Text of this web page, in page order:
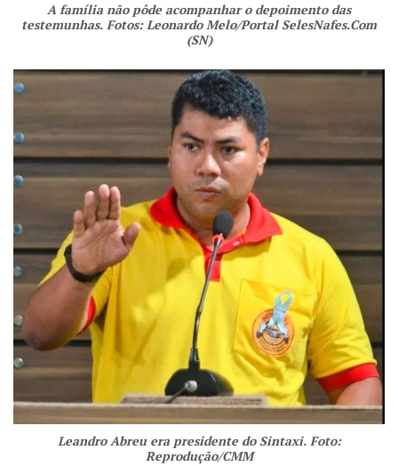
A família não pôde acompanhar o depoimento das
testemunhas. Fotos: Leonardo Melo/Portal SelesNafes.Com
(SN)
Leandro Abreu era presidente do Sintaxi. Foto:
Reprodução/CMM